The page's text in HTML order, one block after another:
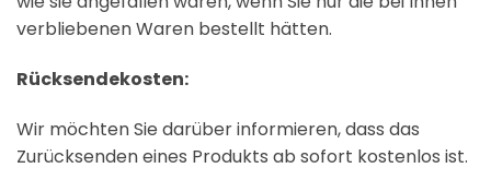
verbliebenen Waren bestellt hätten.
Rücksendekosten:
Wir möchten Sie darüber informieren, dass das
Zurücksenden eines Produkts ab sofort kostenlos ist.